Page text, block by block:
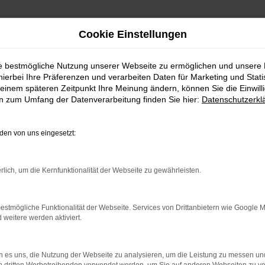
Angebote
FÜR BERLIN?
viele Vorschläge rund um die Mobilität. Das gilt natürlich
Fahrzeug, das perfekt zu nahezu jedem Anspruch in
liegt auf der Hand, denn so erhalten Sie Ihren VW T6
Klingt gut? Dann kontaktieren Sie uns noch heute.
Cookie Einstellungen
bestmögliche Nutzung unserer Webseite zu ermöglichen und unsere
Ihre Präferenzen und verarbeiten Daten für Marketing und
späteren Zeitpunkt Ihre Meinung ändern, können Sie die
zum Umfang der Datenverarbeitung finden Sie hier:
von uns eingesetzt:
um die Kernfunktionalität der Webseite zu gewährleisten.
Funktionalität der Webseite. Services von Drittanbietern wie Google
weitere werden aktiviert.
es uns, die Nutzung der Webseite zu analysieren, um die Leistung zu messen